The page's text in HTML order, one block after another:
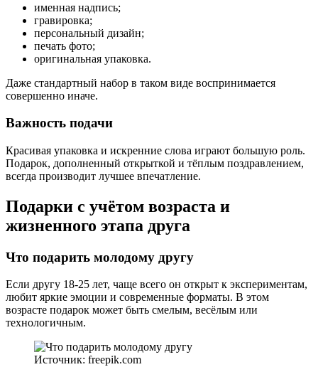
именная надпись;
гравировка;
персональный дизайн;
печать фото;
оригинальная упаковка.
Даже стандартный набор в таком виде воспринимается
совершенно иначе.
Важность подачи
Красивая упаковка и искренние слова играют большую роль.
Подарок, дополненный открыткой и тёплым поздравлением,
всегда производит лучшее впечатление.
Подарки с учётом возраста и
жизненного этапа друга
Что подарить молодому другу
Если другу 18-25 лет, чаще всего он открыт к экспериментам,
любит яркие эмоции и современные форматы. В этом
возрасте подарок может быть смелым, весёлым или
технологичным.
Источник: freepik.com